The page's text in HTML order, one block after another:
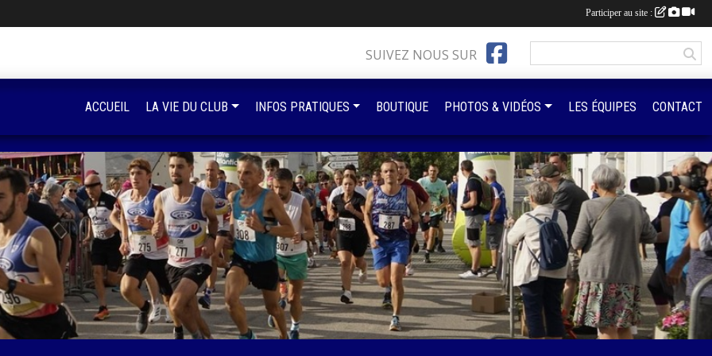
SUIVEZ NOUS SUR
ACCUEIL LA VIE DU CLUB INFOS PRATIQUES BOUTIQUE PHOTOS & VIDÉOS LES ÉQUIPES CONTACT
Participer au site :